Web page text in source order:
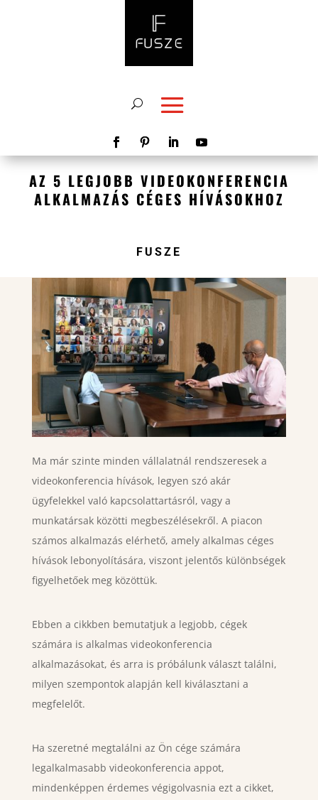
AZ 5 LEGJOBB VIDEOKONFERENCIA
ALKALMAZÁS CÉGES HÍVÁSOKHOZ
FUSZE
Ma már szinte minden vállalatnál rendszeresek a
videokonferencia hívások, legyen szó akár
ügyfelekkel való kapcsolattartásról, vagy a
munkatársak közötti megbeszélésekről. A piacon
számos alkalmazás elérhető, amely alkalmas céges
hívások lebonyolítására, viszont jelentős különbségek
figyelhetőek meg közöttük.
Ebben a cikkben bemutatjuk a legjobb, cégek
számára is alkalmas videokonferencia
alkalmazásokat, és arra is próbálunk választ találni,
milyen szempontok alapján kell kiválasztani a
megfelelőt.
Ha szeretné megtalálni az Ön cége számára
legalkalmasabb videokonferencia appot,
mindenképpen érdemes végigolvasnia ezt a cikket,